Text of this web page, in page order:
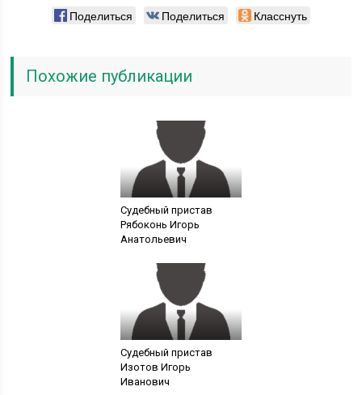
Поделиться Поделиться Класснуть
Похожие публикации
Судебный пристав
Рябоконь Игорь
Анатольевич
Судебный пристав
Изотов Игорь
Иванович